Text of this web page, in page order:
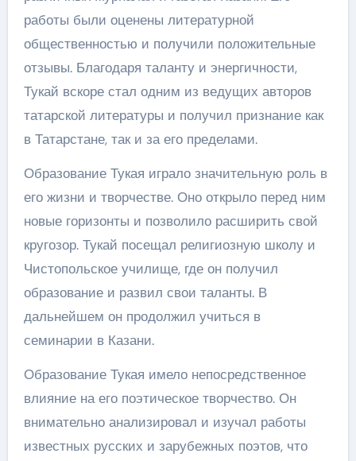
работы были оценены литературной
общественностью и получили положительные
отзывы. Благодаря таланту и энергичности,
Тукай вскоре стал одним из ведущих авторов
татарской литературы и получил признание как
в Татарстане, так и за его пределами.
Образование Тукая играло значительную роль в
его жизни и творчестве. Оно открыло перед ним
новые горизонты и позволило расширить свой
кругозор. Тукай посещал религиозную школу и
Чистопольское училище, где он получил
образование и развил свои таланты. В
дальнейшем он продолжил учиться в
семинарии в Казани.
Образование Тукая имело непосредственное
влияние на его поэтическое творчество. Он
внимательно анализировал и изучал работы
известных русских и зарубежных поэтов, что